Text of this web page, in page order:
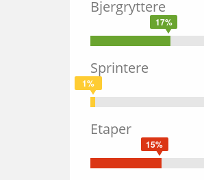
Bjergryttere
17%
Sprintere
1%
Etaper
15%